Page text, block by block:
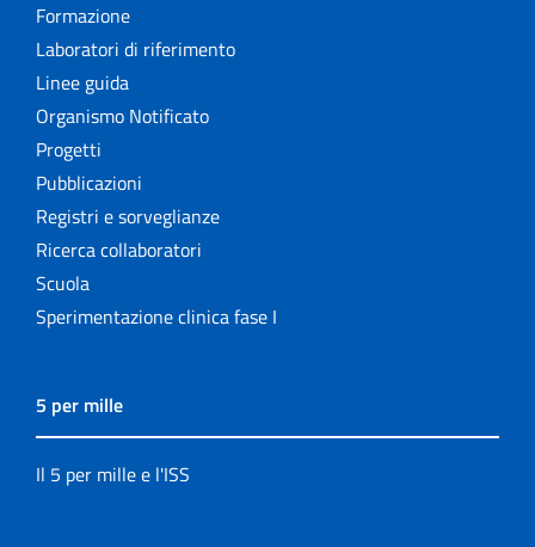
Formazione
Laboratori di riferimento
Linee guida
Organismo Notificato
Progetti
Pubblicazioni
Registri e sorveglianze
Ricerca collaboratori
Scuola
Sperimentazione clinica fase I
5 per mille
Il 5 per mille e l'ISS